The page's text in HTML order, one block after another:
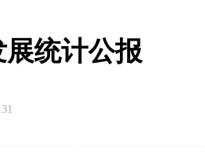
展统计公报